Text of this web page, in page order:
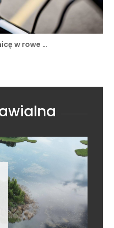
w rowe …